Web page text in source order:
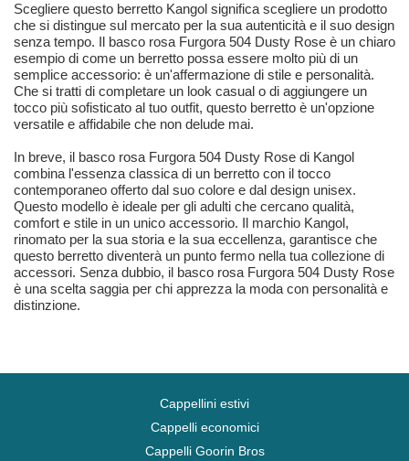
Scegliere questo berretto Kangol significa scegliere un prodotto
che si distingue sul mercato per la sua autenticità e il suo design
senza tempo. Il basco rosa Furgora 504 Dusty Rose è un chiaro
esempio di come un berretto possa essere molto più di un
semplice accessorio: è un'affermazione di stile e personalità.
Che si tratti di completare un look casual o di aggiungere un
tocco più sofisticato al tuo outfit, questo berretto è un'opzione
versatile e affidabile che non delude mai.
In breve, il basco rosa Furgora 504 Dusty Rose di Kangol
combina l'essenza classica di un berretto con il tocco
contemporaneo offerto dal suo colore e dal design unisex.
Questo modello è ideale per gli adulti che cercano qualità,
comfort e stile in un unico accessorio. Il marchio Kangol,
rinomato per la sua storia e la sua eccellenza, garantisce che
questo berretto diventerà un punto fermo nella tua collezione di
accessori. Senza dubbio, il basco rosa Furgora 504 Dusty Rose
è una scelta saggia per chi apprezza la moda con personalità e
distinzione.
Cappellini estivi
Cappelli economici
Cappelli Goorin Bros